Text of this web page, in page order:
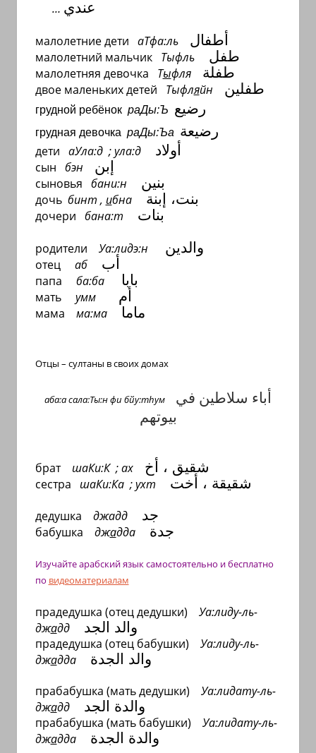
… عندي
малолетние дети аТфа:ль أطفال
малолетний мальчик Тыфль طفل
малолетняя девочка Тыфля طفلة
двое маленьких детей Тыфляйн طفلين
грудной ребёнок раДы:Ъ رضيع
грудная девочка раДы:Ъа رضيعة
дети аУла:д ; ула:д أولاد
сын бэн إبن
сыновья бани:н بنين
дочь бинт , ибна بنت، إبنة
дочери бана:т بنات
родители Уа:лидэ:н والدين
отец аб أب
папа ба:ба بابا
мать умм أم
мама ма:ма ماما
Отцы – султаны в своих домах
аба:а сала:Ты:н фи бйу:тhум
أباء سلاطين في
بيوتهم
брат шаКи:К ; ах شقيق ، أخ
сестра шаКи:Ка ; ухт شقيقة ، أخت
дедушка джадд جد
бабушка джадда جدة
Изучайте арабский язык самостоятельно и бесплатно
по видеоматериалам
прадедушка (отец дедушки) Уа:лиду-ль-
джадд والد الجد
прадедушка (отец бабушки) Уа:лиду-ль-
джадда والد الجدة
прабабушка (мать дедушки) Уа:лидату-ль-
джадд والدة الجد
прабабушка (мать бабушки) Уа:лидату-ль-
джадда والدة الجدة